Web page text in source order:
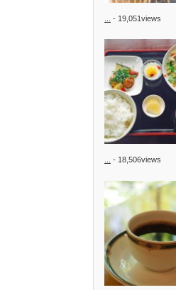
- 19,051views
- 18,506views